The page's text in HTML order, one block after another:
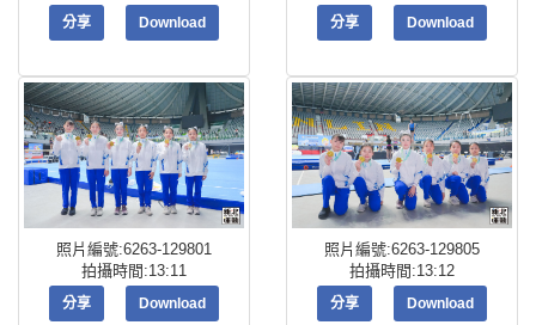
分享 Download 分享 Download
照片編號:6263-129801
拍攝時間:13:11
分享 Download
照片編號:6263-129805
拍攝時間:13:12
分享 Download